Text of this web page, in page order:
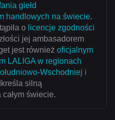
giełd
handlowych na świecie.
o licencje zgodności
jej ambasadorem
jest również oficjalnym
LALIGA w regionach
Wschodniej i
silną
świecie.